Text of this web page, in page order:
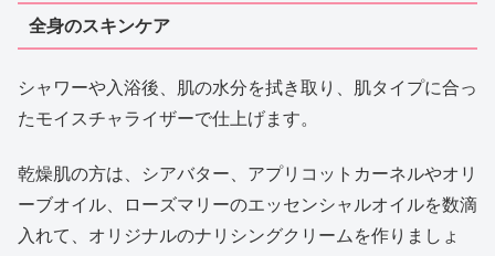
全身のスキンケア
シャワーや入浴後、肌の水分を拭き取り、肌タイプに合っ
たモイスチャライザーで仕上げます。
乾燥肌の方は、シアバター、アプリコットカーネルやオリ
ーブオイル、ローズマリーのエッセンシャルオイルを数滴
入れて、オリジナルのナリシングクリームを作りましょ